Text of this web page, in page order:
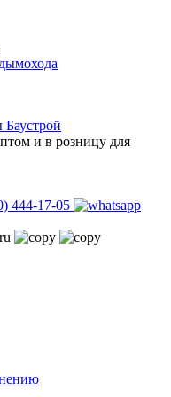
и в розницу для
444-17-05